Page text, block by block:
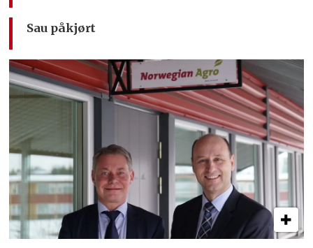
Sau påkjørt